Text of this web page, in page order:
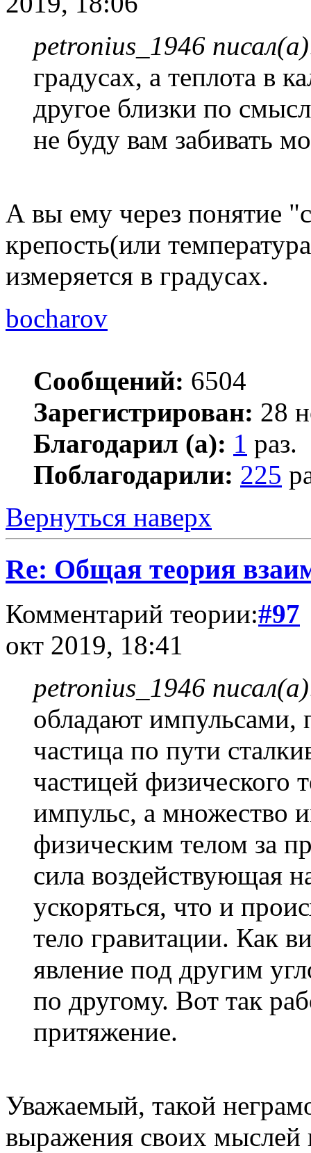
petronius_1946
градусах, а теплота в
другое близки по
не буду вам забивать
А вы ему через понятие
крепость(или
измеряется в градусах.
bocharov
Сообщений: 6504
Зарегистрирован: 28
Благодарил (а): 1 раз.
Поблагодарили: 225
Вернуться наверх
Re: Общая теория
Комментарий теории:#97
окт 2019, 18:41
petronius_1946
обладают импульсами,
частица по пути
частицей физического
импульс, а множество
физическим телом за
сила воздействующая
ускоряться, что и
тело гравитации. Как
явление под другим
по другому. Вот так
притяжение.
Уважаемый, такой
выражения своих